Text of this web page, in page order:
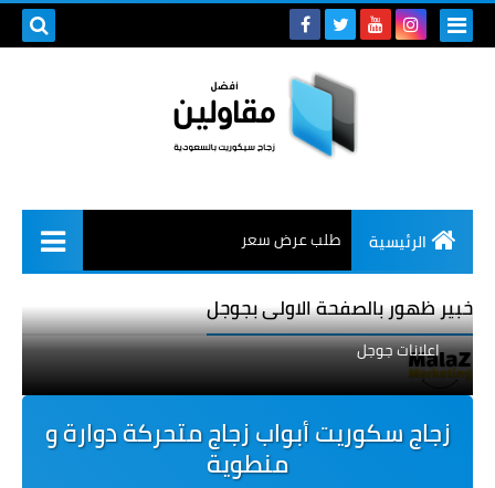
الرئيسية طلب عرض سعر
خبير ظهور بالصفحة الاولى بجوجل
اعلانات جوجل
زجاج سكوريت أبواب زجاج متحركة دوارة و
منطوية